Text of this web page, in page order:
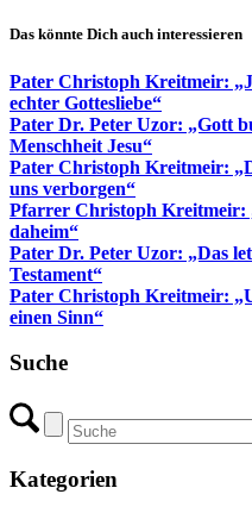
Das könnte Dich auch interessieren
Pater Christoph Kreitmeir:
echter Gottesliebe“
Pater Dr. Peter Uzor: „Gott
Menschheit Jesu“
Pater Christoph Kreitmeir:
uns verborgen“
Pfarrer Christoph Kreitmeir:
daheim“
Pater Dr. Peter Uzor: „Das
Testament“
Pater Christoph Kreitmeir:
einen Sinn“
Suche
Kategorien